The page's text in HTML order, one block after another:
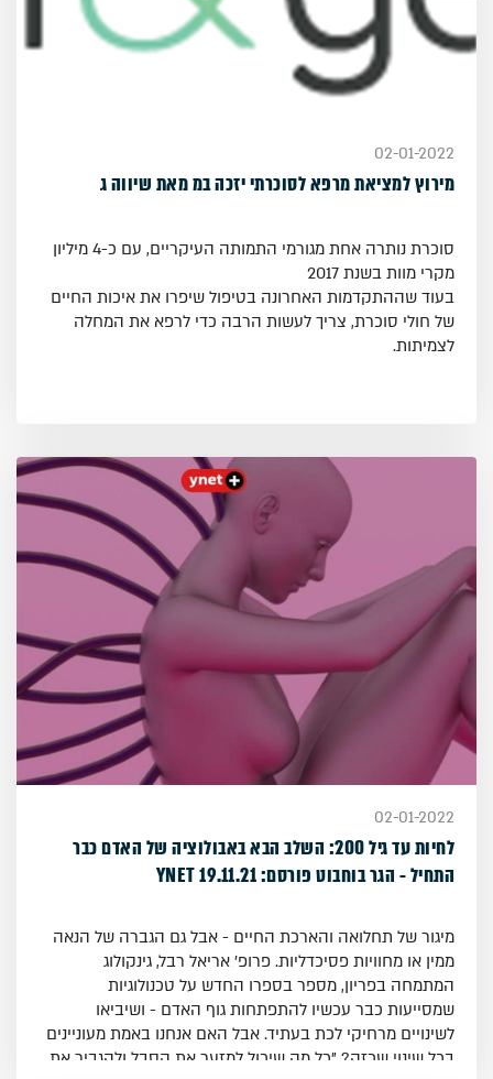
02-01-2022
מירוץ למציאת מרפא לסוכרתי יזכה במ מאת שיווה ג
סוכרת נותרה אחת מגורמי התמותה העיקריים, עם כ-4 מיליון
מקרי מוות בשנת 2017
בעוד שההתקדמות האחרונה בטיפול שיפרו את איכות החיים
של חולי סוכרת, צריך לעשות הרבה כדי לרפא את המחלה
לצמיתות.
02-01-2022
לחיות עד גיל 200: השלב הבא באבולוציה של האדם כבר
התחיל - הגר בוחבוט פורסם: 19.11.21 YNET
מיגור של תחלואה והארכת החיים - אבל גם הגברה של הנאה
ממין או מחוויות פסיכדליות. פרופ' אריאל רבל, גינקולוג
המתמחה בפריון, מספר בספרו החדש על טכנולוגיות
שמסייעות כבר עכשיו להתפתחות גוף האדם - ושיביאו
לשינויים מרחיקי לכת בעתיד. אבל האם אנחנו באמת מעוניינים
בכל שינוי שכזה? "כל מה שיכול למזער את הסבל ולהגביר את